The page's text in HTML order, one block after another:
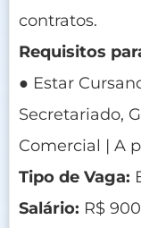
contratos.
Requisitos
● Estar
Secretariado,
Comercial | A
Tipo de Vaga:
Salário: R$